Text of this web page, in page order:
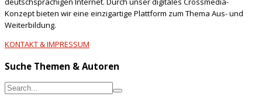
Konzept bieten wir eine einzigartige Plattform zum Thema Aus- und
Weiterbildung.
KONTAKT & IMPRESSUM
Suche Themen & Autoren